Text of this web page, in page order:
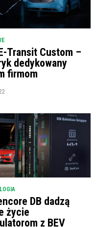
Transit Custom –
dedykowany
firmom
DB dadzą
życie
z BEV